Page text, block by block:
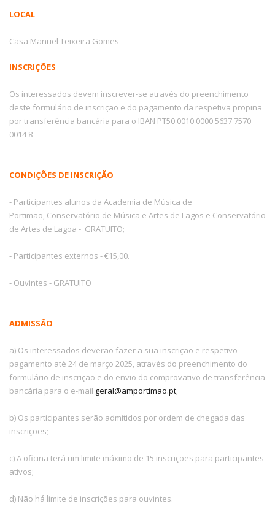
LOCAL
Casa Manuel Teixeira Gomes
INSCRIÇÕES
Os interessados devem inscrever-se através do preenchimento
deste formulário de inscrição e do pagamento da respetiva propina
por transferência bancária para o IBAN PT50 0010 0000 5637 7570
0014 8
CONDIÇÕES DE INSCRIÇÃO
- Participantes alunos da Academia de Música de
Portimão, Conservatório de Música e Artes de Lagos e Conservatório
de Artes de Lagoa - GRATUITO;
- Participantes externos - €15,00.
- Ouvintes - GRATUITO
ADMISSÃO
a) Os interessados deverão fazer a sua inscrição e respetivo
pagamento até 24 de março 2025, através do preenchimento do
formulário de inscrição e do envio do comprovativo de transferência
bancária para o e-mail geral@amportimao.pt;
b) Os participantes serão admitidos por ordem de chegada das
inscrições;
c) A oficina terá um limite máximo de 15 inscrições para participantes
ativos;
d) Não há limite de inscrições para ouvintes.